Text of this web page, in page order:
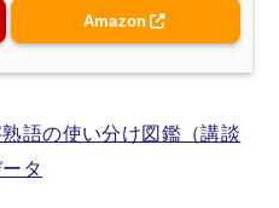
Amazon
語の使い分け図鑑（講談
タ